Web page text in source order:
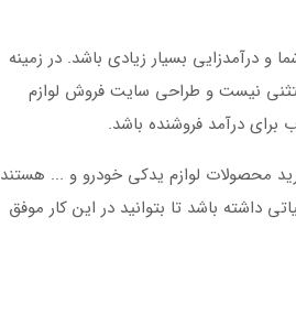
درآمدزایی بسیار زیادی باشد. در زمینه
نیست و طراحی سایت فروش لوازم
درآمد فروشنده باشد.
محصولات لوازم یدکی خودرو و ... هستند
باشد تا بتوانید در این کار موفق